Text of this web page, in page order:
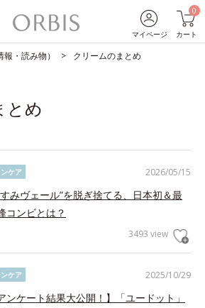
マイページ
0
カート
・読み物） クリームのまとめ
とめ
2026/05/15
ケア
みヴェール”を脱ぎ捨てる、日本初＆最
コンビとは？
3493 view
2025/10/29
ケア
ンケート結果大公開！】「ユードット」